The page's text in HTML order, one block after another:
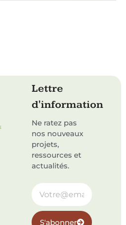
Lettre
d'information
Ne ratez pas
nos nouveaux
projets,
ressources et
actualités.
S'abonner